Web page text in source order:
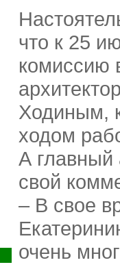
что к 25
комиссию
Ходиным,
ходом
А главный
свой
– В свое
очень